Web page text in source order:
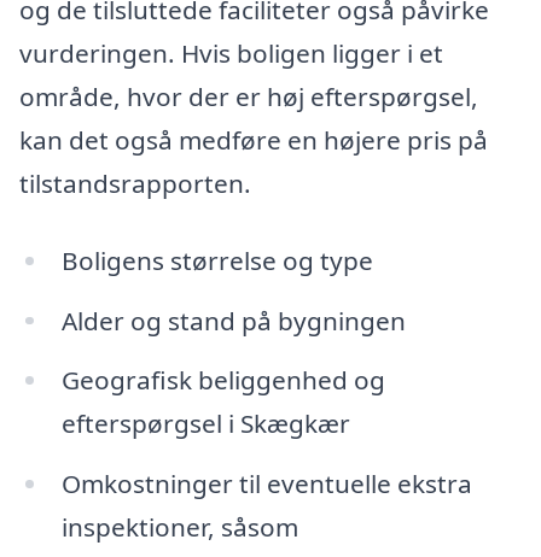
og de tilsluttede faciliteter også påvirke
vurderingen. Hvis boligen ligger i et
område, hvor der er høj efterspørgsel,
kan det også medføre en højere pris på
tilstandsrapporten.
Boligens størrelse og type
Alder og stand på bygningen
Geografisk beliggenhed og
efterspørgsel i Skægkær
Omkostninger til eventuelle ekstra
inspektioner, såsom